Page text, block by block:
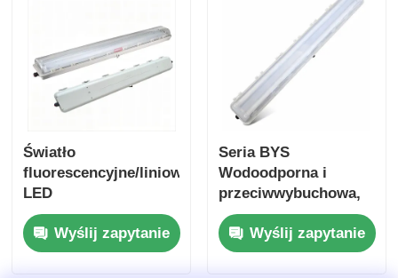
Światło
fluorescencyjne/liniowe
LED
przeciwwybuchowe
LED Wyślij zapytanie
Seria BYS
Wodoodporna i
przeciwwybuchowa,
antykorozyjna lampa
fluorescencyjna/LED
Wyślij zapytanie